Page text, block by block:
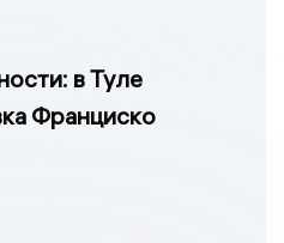
в Туле
Франциско